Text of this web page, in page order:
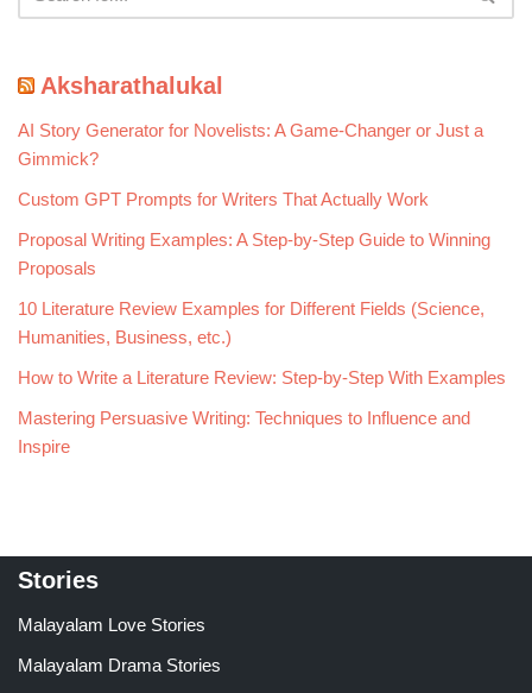
Aksharathalukal
AI Story Generator for Novelists: A Game-Changer or Just a
Gimmick?
Custom GPT Prompts for Writers That Actually Work
Proposal Writing Examples: A Step-by-Step Guide to Winning
Proposals
10 Literature Review Examples for Different Fields (Science,
Humanities, Business, etc.)
How to Write a Literature Review: Step-by-Step With Examples
Mastering Persuasive Writing: Techniques to Influence and
Inspire
Stories
Malayalam Love Stories
Malayalam Drama Stories